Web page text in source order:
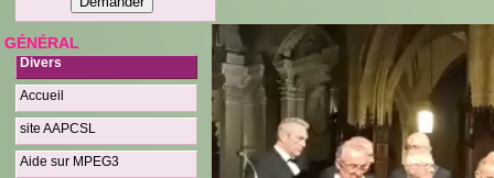
GÉNÉRAL
Divers
Accueil
site AAPCSL
Aide sur MPEG3